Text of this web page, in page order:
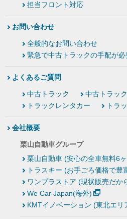
担当フロント対応
お問い合わせ
全般的なお問い合わせ
緊急で中古トラックの手配が
よくあるご質問
中古トラック
中古トラッ
トラックレンタカー
トラ
会社概要
栗山自動車グループ
栗山自動車 (安心の全車無料6
トラスキー (お手ごろ価格で豊
ワンプラストア (現状販売だか
We Car Japan(海外)
KMTイノベーション (東北エリ